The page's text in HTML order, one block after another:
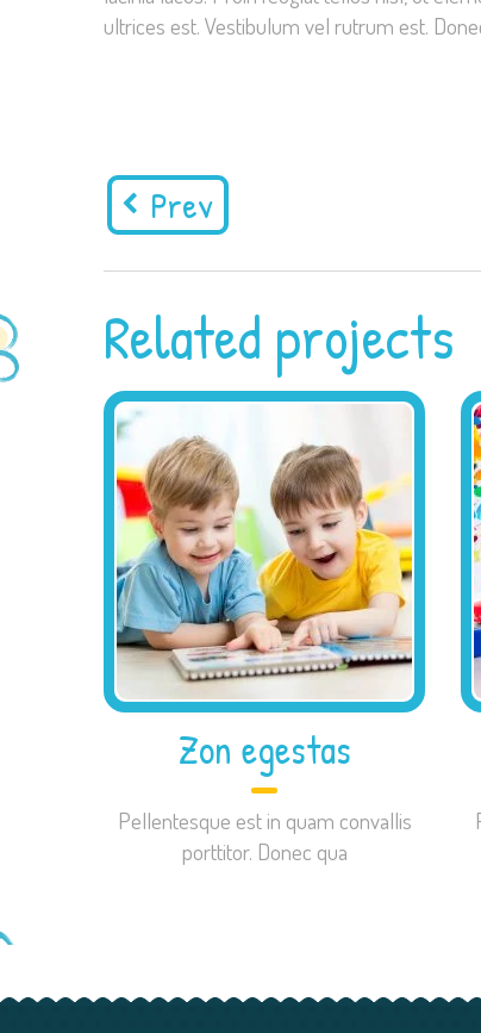
ultrices est. Vestibulum vel rutrum est.
Prev
Related projects
Zon egestas
Pellentesque est in quam convallis
porttitor. Donec qua